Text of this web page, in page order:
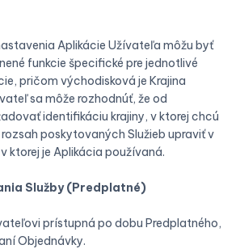
Aplikácie Užívateľa môžu byť
funkcie špecifické pre jednotlivé
pričom východisková je Krajina
sa môže rozhodnúť, že od
identifikáciu krajiny, v ktorej chcú
poskytovaných Služieb upraviť v
ktorej je Aplikácia používaná.
Služby (Predplatné)
prístupná po dobu Predplatného,
Objednávky.